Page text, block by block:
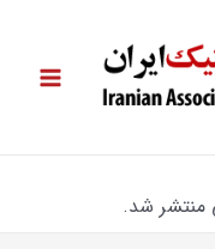
منتشر شد.